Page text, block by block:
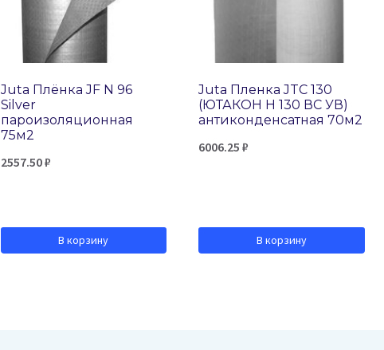
Juta Плёнка JF N 96
Silver
пароизоляционная
75м2
2557.50₽
В корзину
Juta Пленка JTC 130
(ЮТАКОН H 130 ВС УВ)
антиконденсатная 70м2
6006.25₽
В корзину